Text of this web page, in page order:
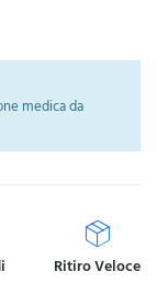
medica da
Ritiro Veloce